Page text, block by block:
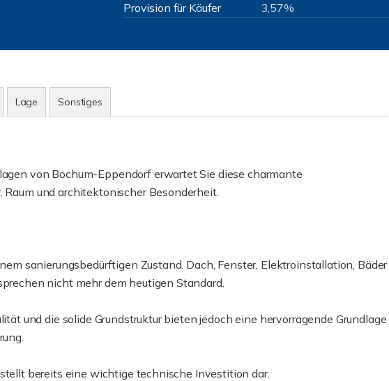
Provision für Käufer
3,57%
Lage Sonstiges
von Bochum-Eppendorf erwartet Sie diese charmante
und architektonischer Besonderheit.
sanierungsbedürftigen Zustand. Dach, Fenster, Elektroinstallation, Bäder
nicht mehr dem heutigen Standard.
und die solide Grundstruktur bieten jedoch eine hervorragende Grundlage
bereits eine wichtige technische Investition dar.